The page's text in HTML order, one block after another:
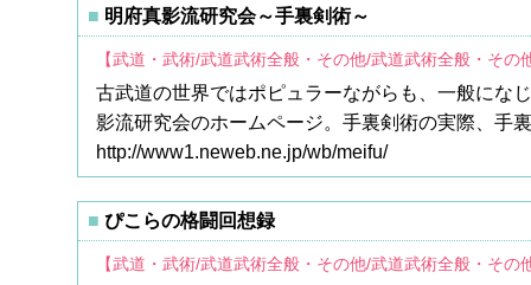
明府真影流研究会～手裏剣術～
【武道・武術/武道武術全般・その他/武道武術全般・その
古武道の世界ではポピュラーながらも、一般にな
影流研究会のホームページ。手裏剣術の実際、手
http://www1.neweb.ne.jp/wb/meifu/
ぴこらの格闘回想録
【武道・武術/武道武術全般・その他/武道武術全般・その